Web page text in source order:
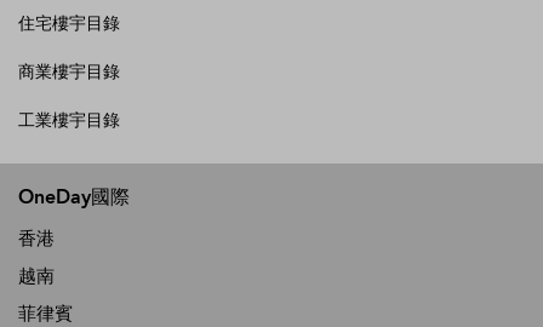
住宅樓宇目錄
商業樓宇目錄
工業樓宇目錄
OneDay國際
香港
越南
菲律賓